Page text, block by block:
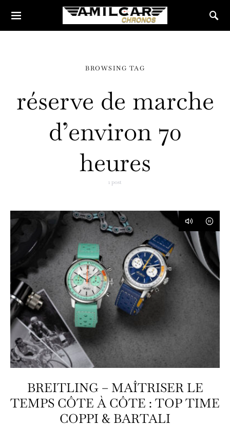
BROWSING TAG
réserve de marche
d’environ 70
heures
1 post
BREITLING – MAÎTRISER LE
TEMPS CÔTE À CÔTE : TOP TIME
COPPI & BARTALI